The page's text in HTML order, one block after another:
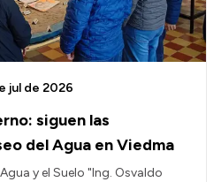
siguen las
del Agua en Viedma
jul de 2026
y el Suelo "Ing. Osvaldo